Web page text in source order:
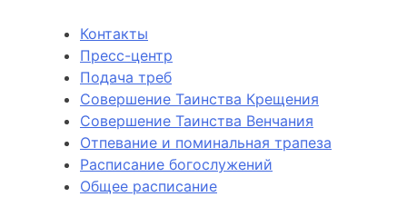
Контакты
Пресс-центр
Подача треб
Совершение Таинства Крещения
Совершение Таинства Венчания
Отпевание и поминальная трапеза
Расписание богослужений
Общее расписание